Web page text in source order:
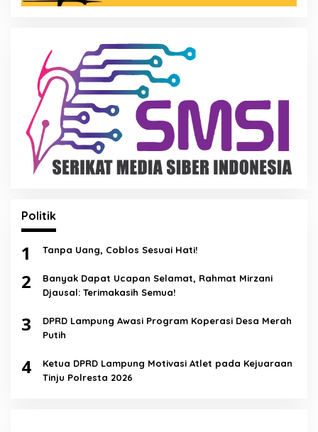
Politik
1 Tanpa Uang, Coblos Sesuai Hati!
2
Banyak Dapat Ucapan Selamat, Rahmat Mirzani
Djausal: Terimakasih Semua!
3
DPRD Lampung Awasi Program Koperasi Desa Merah
Putih
4
Ketua DPRD Lampung Motivasi Atlet pada Kejuaraan
Tinju Polresta 2026